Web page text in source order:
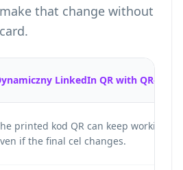
that change without
LinkedIn QR with QR-Build
printed kod QR can keep working
if the final cel changes.